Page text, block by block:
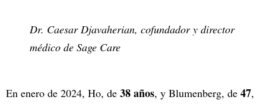
Dr. Caesar Djavaherian, cofundador y director
médico de Sage Care
En enero de 2024, Ho, de 38 años, y Blumenberg, de 47,